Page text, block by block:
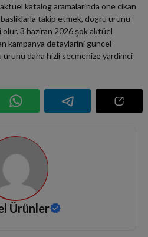
katalog aramalarinda one cikan
takip etmek, dogru urunu
3 haziran 2026 şok aktüel
kampanya detaylarini guncel
daha hizli secmenize yardimci
Ürünler